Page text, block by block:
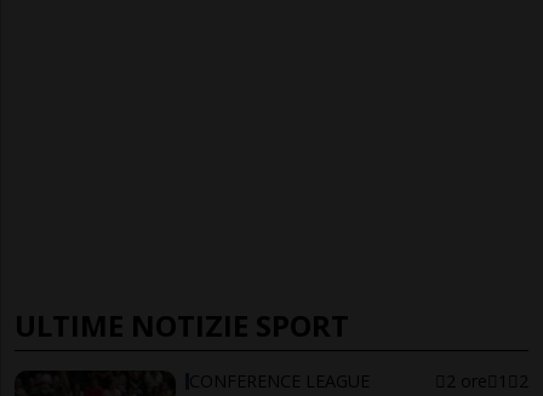
ULTIME NOTIZIE SPORT
CONFERENCE LEAGUE 2 ore 1 2